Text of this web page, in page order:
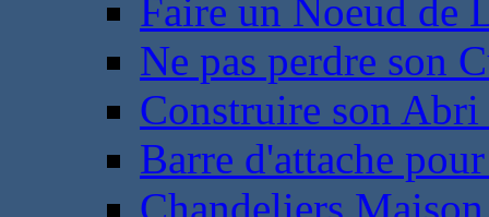
Faire un Noeud de
Ne pas perdre son
Construire son
Barre d'attache
Chandeliers Maison